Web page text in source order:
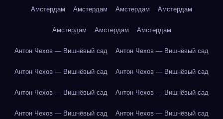
Амстердам Амстердам Амстердам Амстердам
Амстердам Амстердам Амстердам
Антон Чехов — Вишнёвый сад Антон Чехов — Вишнёвый сад
Антон Чехов — Вишнёвый сад Антон Чехов — Вишнёвый сад
Антон Чехов — Вишнёвый сад Антон Чехов — Вишнёвый сад
Антон Чехов — Вишнёвый сад Антон Чехов — Вишнёвый сад